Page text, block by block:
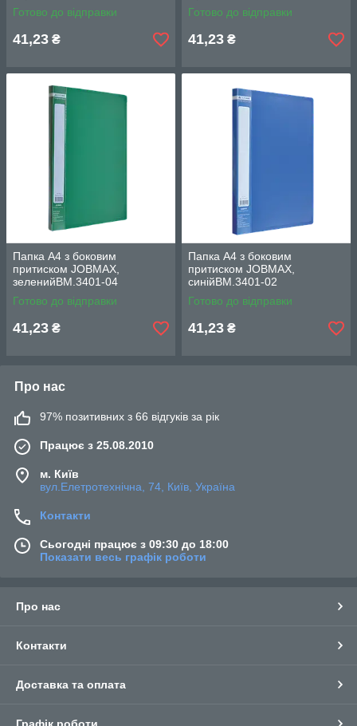
Готово до відправки
41,23 ₴
Готово до відправки
41,23 ₴
Папка А4 з боковим
притиском JOBMAX,
зеленийВМ.3401-04
Готово до відправки
41,23 ₴
Папка А4 з боковим
притиском JOBMAX,
синійВМ.3401-02
Готово до відправки
41,23 ₴
Про нас
97% позитивних з 66 відгуків за рік
Працює з 25.08.2010
м. Київ
вул.Елетротехнічна, 74, Київ, Україна
Контакти
Сьогодні працює з 09:30 до 18:00
Показати весь графік роботи
Про нас
Контакти
Доставка та оплата